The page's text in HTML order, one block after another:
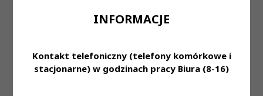
INFORMACJE
Kontakt telefoniczny (telefony komórkowe i
stacjonarne) w godzinach pracy Biura (8-16)
• lub posiadania wpisu na listę diagnostów
Umiejętności pracy przy komputerze.